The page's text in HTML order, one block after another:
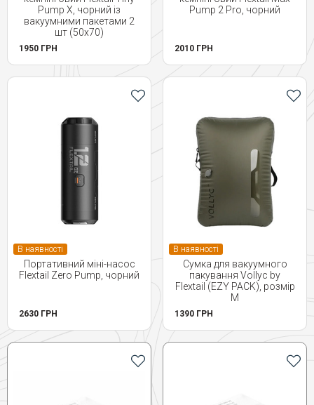
Pump Х, чорний із
вакуумними пакетами 2
шт (50х70)
1950 ГРН
Pump 2 Pro, чорний
2010 ГРН
В наявності
Портативний міні-насос
Flextail Zero Pump, чорний
2630 ГРН
В наявності
Сумка для вакуумного
пакування Vollyc by
Flextail (EZY PACK), розмір
М
1390 ГРН